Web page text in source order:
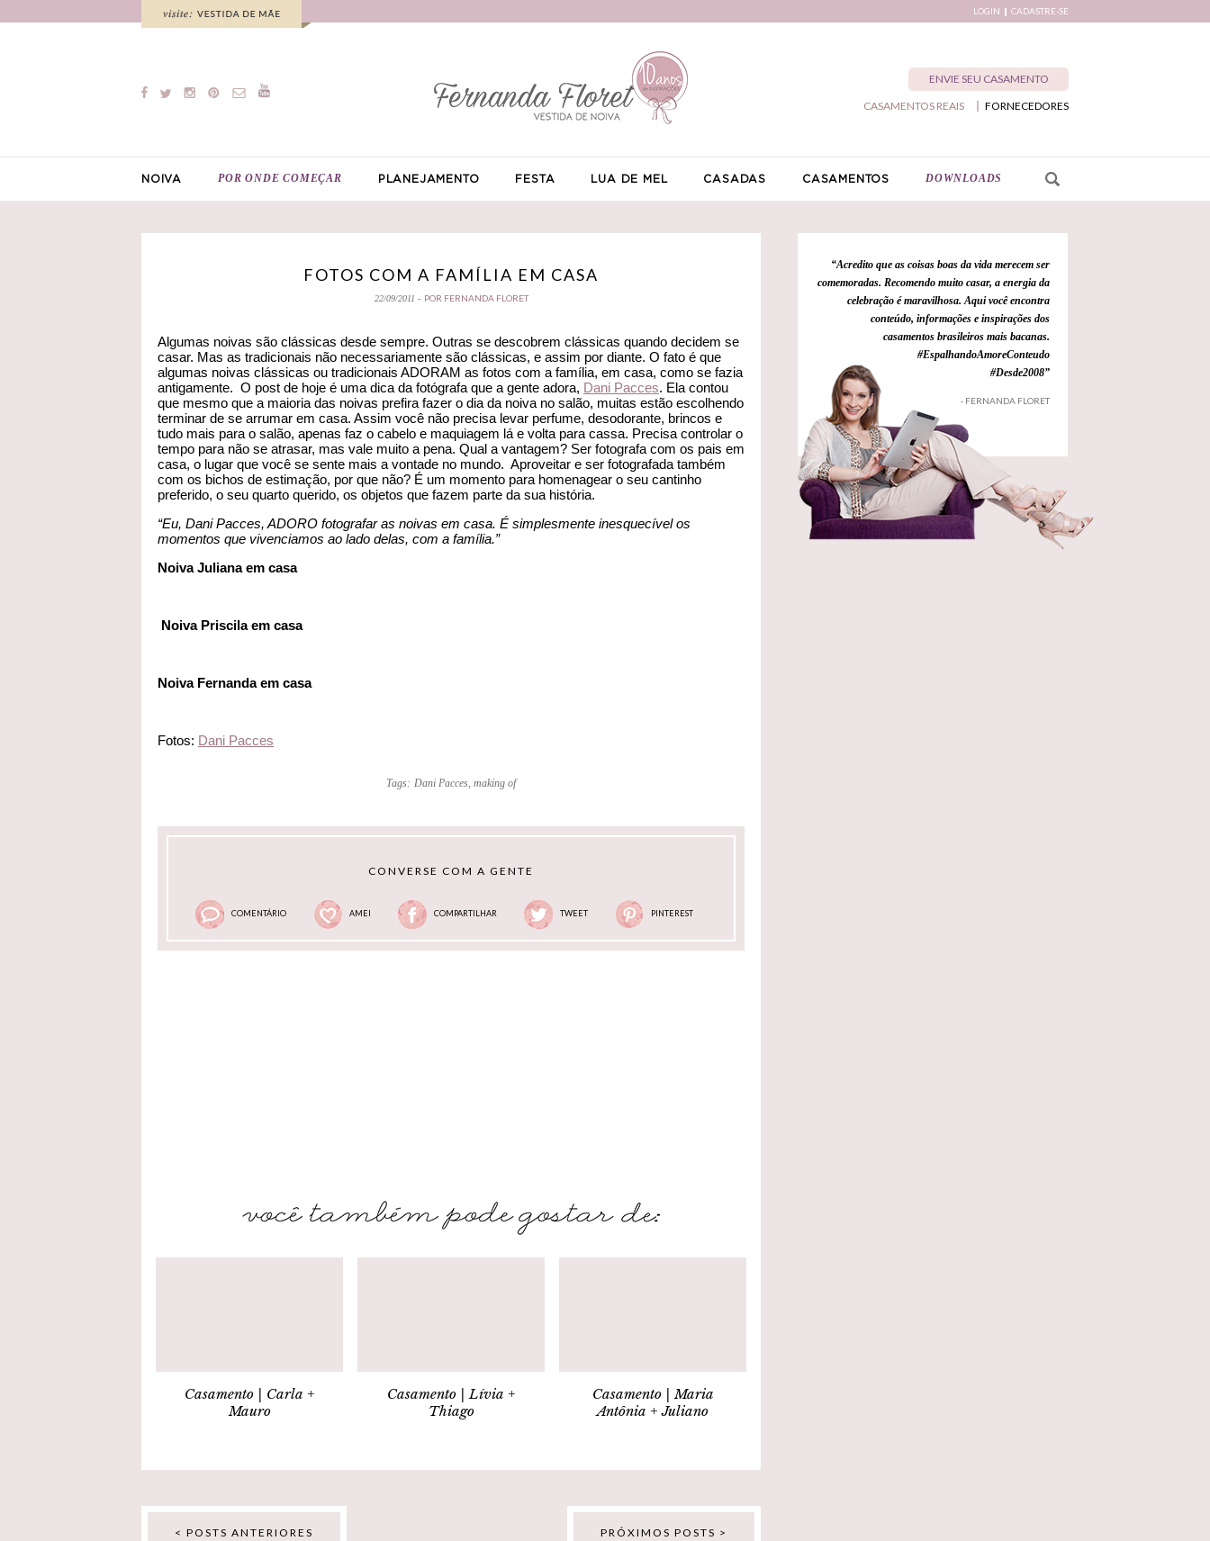
LOGIN CADASTRE-SE
ENVIE SEU CASAMENTO
FORNECEDORES
CASAMENTOS REAIS
NOIVA POR ONDE COMEÇAR PLANEJAMENTO FESTA LUA DE MEL CASADAS CASAMENTOS DOWNLOADS
FOTOS COM A FAMÍLIA EM CASA
22/09/2011 - POR FERNANDA FLORET
Algumas noivas são clássicas desde sempre. Outras se descobrem clássicas quando decidem se
casar. Mas as tradicionais não necessariamente são clássicas, e assim por diante. O fato é que
algumas noivas clássicas ou tradicionais ADORAM as fotos com a família, em casa, como se fazia
antigamente. O post de hoje é uma dica da fotógrafa que a gente adora, Dani Pacces. Ela contou
que mesmo que a maioria das noivas prefira fazer o dia da noiva no salão, muitas estão escolhendo
terminar de se arrumar em casa. Assim você não precisa levar perfume, desodorante, brincos e
tudo mais para o salão, apenas faz o cabelo e maquiagem lá e volta para cassa. Precisa controlar o
tempo para não se atrasar, mas vale muito a pena. Qual a vantagem? Ser fotografa com os pais em
casa, o lugar que você se sente mais a vontade no mundo. Aproveitar e ser fotografada também
com os bichos de estimação, por que não? É um momento para homenagear o seu cantinho
preferido, o seu quarto querido, os objetos que fazem parte da sua história.
“Eu, Dani Pacces, ADORO fotografar as noivas em casa. É simplesmente inesquecível os
momentos que vivenciamos ao lado delas, com a família.”
Noiva Juliana em casa
Noiva Priscila em casa
Noiva Fernanda em casa
Fotos: Dani Pacces
Tags: Dani Pacces, making of
CONVERSE COM A GENTE
COMENTÁRIO AMEI COMPARTILHAR TWEET PINTEREST
Casamento | Carla +
Mauro
Casamento | Lívia +
Thiago
Casamento | Maria
Antônia + Juliano
< POSTS ANTERIORES PRÓXIMOS POSTS >
“Acredito que as coisas boas da vida merecem ser
comemoradas. Recomendo muito casar, a energia da
celebração é maravilhosa. Aqui você encontra
conteúdo, informações e inspirações dos
casamentos brasileiros mais bacanas.
#EspalhandoAmoreConteudo
#Desde2008”
- FERNANDA FLORET